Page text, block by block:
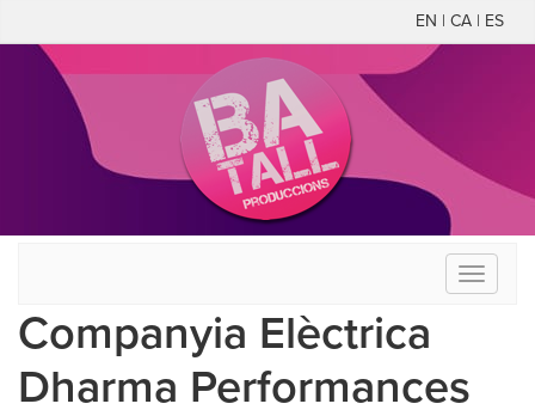
EN | CA | ES
Toggle
Companyia Elèctrica
Dharma Performances